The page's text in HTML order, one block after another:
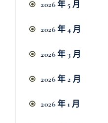
2026 年 5 月
2026 年 4 月
2026 年 3 月
2026 年 2 月
2026 年 1 月